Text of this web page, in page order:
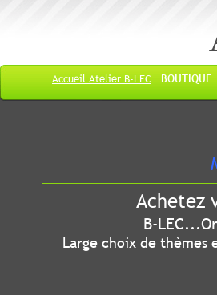
Accueil Atelier B-LEC BOUTIQUE
Achetez
B-LEC...Original
Large choix de thèmes